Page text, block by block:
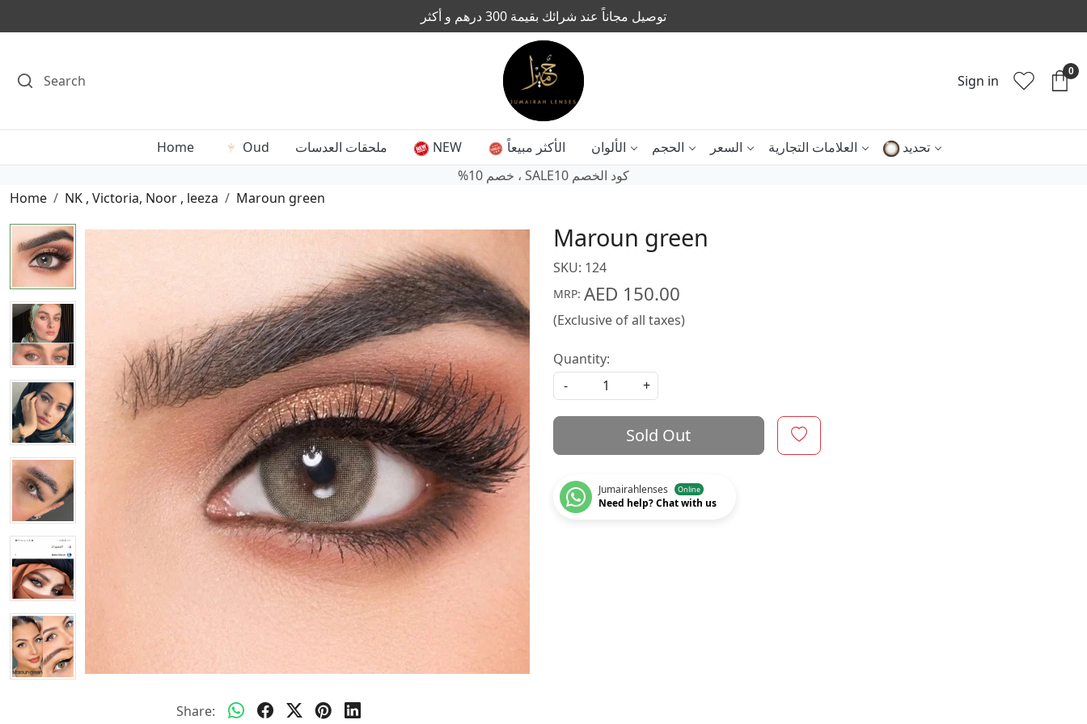
توصيل مجاناً عند شرائك بقيمة 300 درهم و أكثر
Sign in
0
Home Oud ملحقات العدسات NEW الأكثر مبيعاً الألوان الحجم السعر العلامات التجارية
تحديد
‎%‎خصم 10 ،
SALE10 كود الخصم
Home
NK , Victoria, Noor , leeza Maroun green
Share:
Maroun green
SKU: 124
MRP: AED 150.00
(Exclusive of all taxes)
Quantity:
-
+
Sold Out
Jumairahlenses Online
Need help? Chat with us